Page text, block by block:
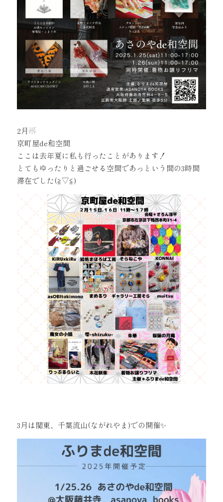
2月☃
京町屋de和空間
ここは去年夏に私も行ったことがあります！
とてもゆったりと過ごせる空間であっという間の3時間
滞在でした(≧▽≦)
3月は関東、千葉流山(ながれやま)での開催✨